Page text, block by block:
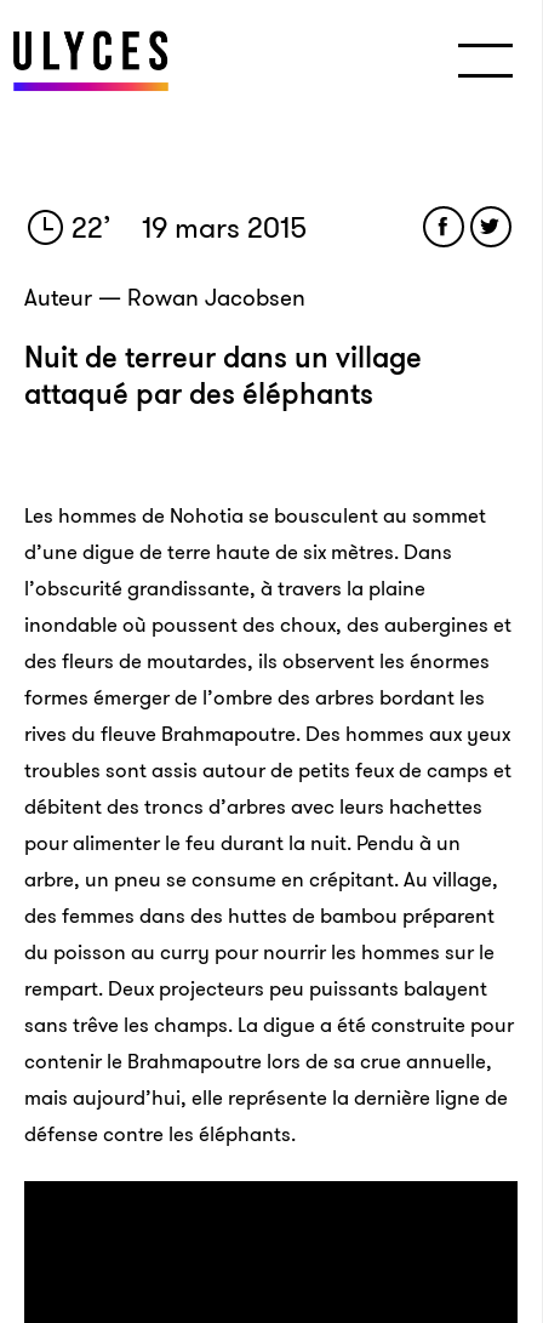
22’ 19 mars 2015
Auteur — Rowan Jacobsen
Nuit de terreur dans un village
attaqué par des éléphants
Les hommes de Nohotia se bousculent au sommet
d’une digue de terre haute de six mètres. Dans
l’obscurité grandissante, à travers la plaine
inondable où poussent des choux, des aubergines et
des fleurs de moutardes, ils observent les énormes
formes émerger de l’ombre des arbres bordant les
rives du fleuve Brahmapoutre. Des hommes aux yeux
troubles sont assis autour de petits feux de camps et
débitent des troncs d’arbres avec leurs hachettes
pour alimenter le feu durant la nuit. Pendu à un
arbre, un pneu se consume en crépitant. Au village,
des femmes dans des huttes de bambou préparent
du poisson au curry pour nourrir les hommes sur le
rempart. Deux projecteurs peu puissants balayent
sans trêve les champs. La digue a été construite pour
contenir le Brahmapoutre lors de sa crue annuelle,
mais aujourd’hui, elle représente la dernière ligne de
défense contre les éléphants.